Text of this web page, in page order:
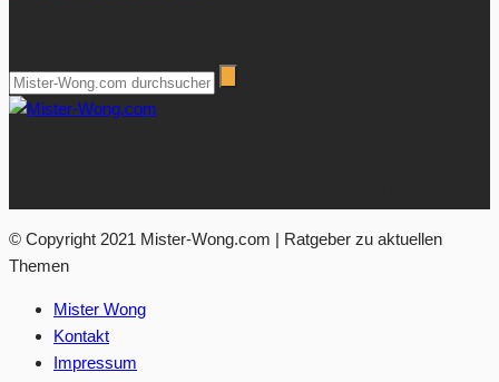
© Copyright 2021 Mister-Wong.com | Ratgeber zu aktuellen
Themen
Mister Wong
Kontakt
Impressum